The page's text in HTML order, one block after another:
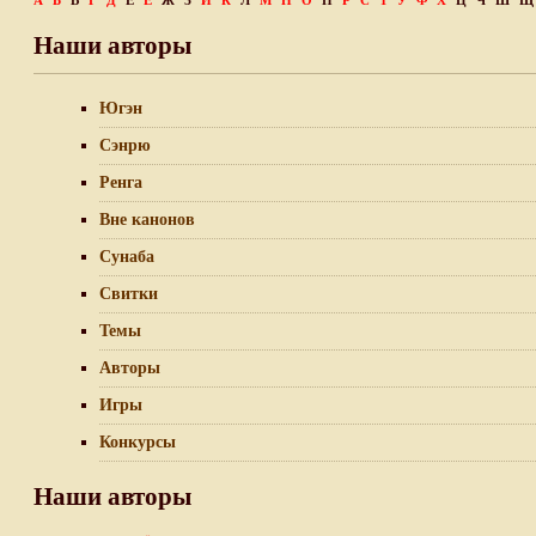
Наши авторы
Югэн
Сэнрю
Ренга
Вне канонов
Сунаба
Свитки
Темы
Авторы
Игры
Конкурсы
Наши авторы